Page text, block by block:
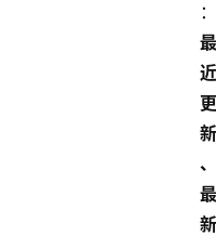
：
最
近
更
新
、
最
新